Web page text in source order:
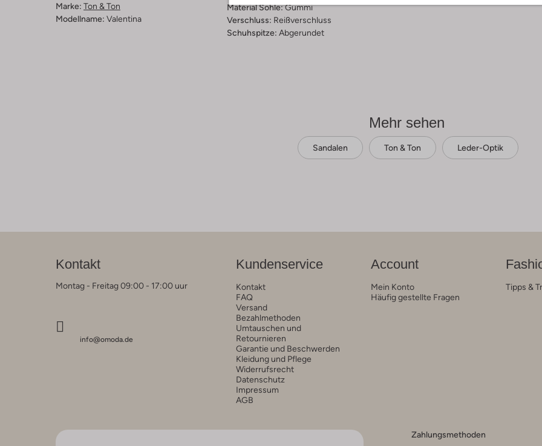
Marke: Ton & Ton
Modellname: Valentina
Material Sohle:Gummi
Verschluss: Reißverschluss
Schuhspitze: Abgerundet
Mehr sehen
Sandalen Ton & Ton Leder-Optik
Kontakt
Montag - Freitag 09:00 - 17:00 uur
info@omoda.de
Kundenservice
Kontakt
FAQ
Versand
Bezahlmethoden
Umtauschen und
Retournieren
Garantie und Beschwerden
Kleidung und Pflege
Widerrufsrecht
Datenschutz
Impressum
AGB
Account
Mein Konto
Häufig gestellte Fragen
Tipps &
Zahlungsmethoden